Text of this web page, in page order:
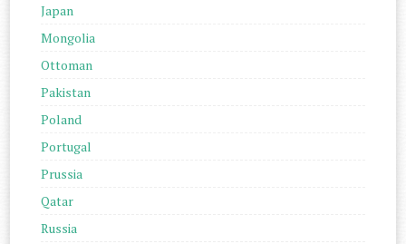
Japan
Mongolia
Ottoman
Pakistan
Poland
Portugal
Prussia
Qatar
Russia